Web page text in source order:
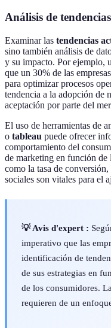
Análisis de
Examinar las tendencias
sino también análisis de
y su impacto. Por ejemplo,
que un 30% de las
para optimizar procesos
tendencia a la adopción de
aceptación por parte del
El uso de herramientas de
o tableau puede ofrecer
comportamiento del
de marketing en función de
como la tasa de
sociales son vitales para el
💡 Avis d'expert :
imperativo que las
identificación de
de sus estrategias en
de los consumidores.
requieren de un